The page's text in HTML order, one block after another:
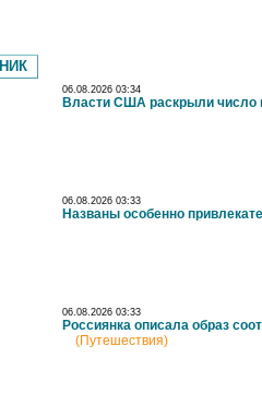
06.08.2026 03:34
Власти США раскрыли число
06.08.2026 03:33
Названы особенно
06.08.2026 03:33
Россиянка описала образ
(Путешествия)